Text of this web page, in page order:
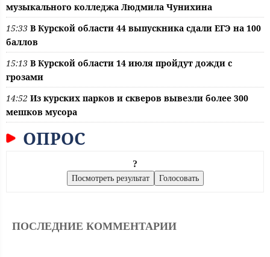
музыкального колледжа Людмила Чунихина
15:33 В Курской области 44 выпускника сдали ЕГЭ на 100
баллов
15:13 В Курской области 14 июля пройдут дожди с
грозами
14:52 Из курских парков и скверов вывезли более 300
мешков мусора
ОПРОС
?
ПОСЛЕДНИЕ КОММЕНТАРИИ